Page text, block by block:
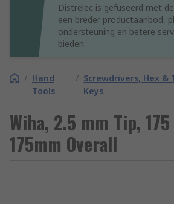
Distrelec is gefuseerd met
een breder productaanbod,
ondersteuning en betere
bieden.
/ Hand
Tools
/ Screwdrivers, Hex &
Keys
Wiha, 2.5 mm Tip,
175mm Overall